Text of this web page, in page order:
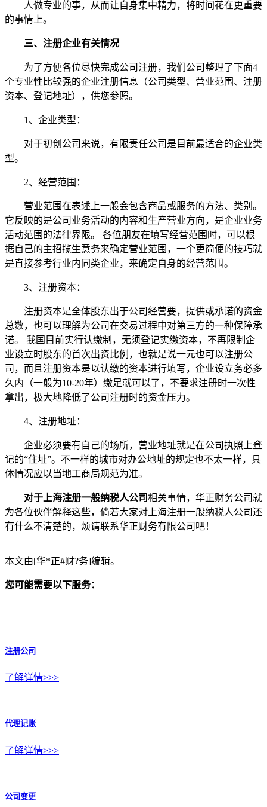
人做专业的事，从而让自身集中精力，将时间花在更重要
的事情上。
三、注册企业有关情况
为了方便各位尽快完成公司注册，我们公司整理了下面4
个专业性比较强的企业注册信息（公司类型、营业范围、注册
资本、登记地址），供您参照。
1、企业类型：
对于初创公司来说，有限责任公司是目前最适合的企业类
型。
2、经营范围：
营业范围在表述上一般会包含商品或服务的方法、类别。
它反映的是公司业务活动的内容和生产营业方向，是企业业务
活动范围的法律界限。 各位朋友在填写经营范围时，可以根
据自己的主招揽生意务来确定营业范围，一个更简便的技巧就
是直接参考行业内同类企业，来确定自身的经营范围。
3、注册资本：
注册资本是全体股东出于公司经营要，提供或承诺的资金
总数，也可以理解为公司在交易过程中对第三方的一种保障承
诺。 我国目前实行认缴制，无须登记实缴资本，不再限制企
业设立时股东的首次出资比例，也就是说一元也可以注册公
司，而且注册资本是以认缴的资本进行填写，企业设立务必多
久内（一般为10-20年）缴足就可以了，不要求注册时一次性
拿出，极大地降低了公司注册时的资金压力。
4、注册地址：
企业必须要有自己的场所，营业地址就是在公司执照上登
记的“住址”。不一样的城市对办公地址的规定也不太一样，具
体情况应以当地工商局规范为准。
对于上海注册一般纳税人公司相关事情，华正财务公司就
为各位伙伴解释这些，倘若大家对上海注册一般纳税人公司还
有什么不清楚的，烦请联系华正财务有限公司吧！
本文由[华*正#财?务]编辑。
您可能需要以下服务：
注册公司
了解详情>>>
代理记账
了解详情>>>
公司变更